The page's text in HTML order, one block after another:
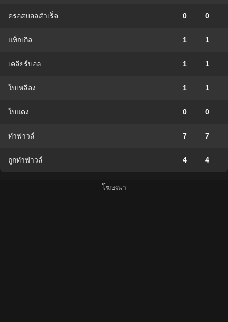
ครอสบอลสำเร็จ 0 0
แท็กเกิล 1 1
เคลียร์บอล 1 1
ใบเหลือง 1 1
ใบแดง 0 0
ทำฟาวล์ 7 7
ถูกทำฟาวล์ 4 4